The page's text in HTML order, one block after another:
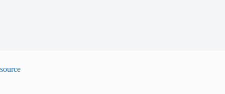
source